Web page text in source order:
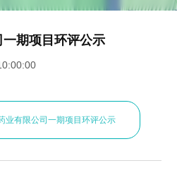
期项目环评公示
业有限公司一期项目环评公示